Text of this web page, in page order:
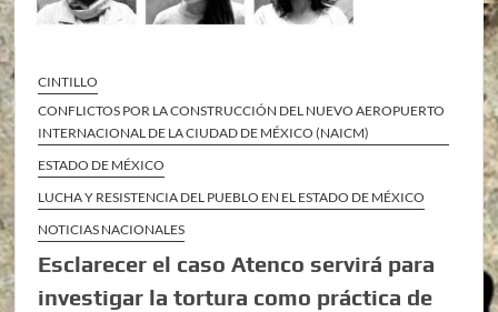
CINTILLO
CONFLICTOS POR LA CONSTRUCCIÓN DEL NUEVO AEROPUERTO
INTERNACIONAL DE LA CIUDAD DE MÉXICO (NAICM)
ESTADO DE MÉXICO
LUCHA Y RESISTENCIA DEL PUEBLO EN EL ESTADO DE MÉXICO
NOTICIAS NACIONALES
Esclarecer el caso Atenco servirá para
investigar la tortura como práctica de